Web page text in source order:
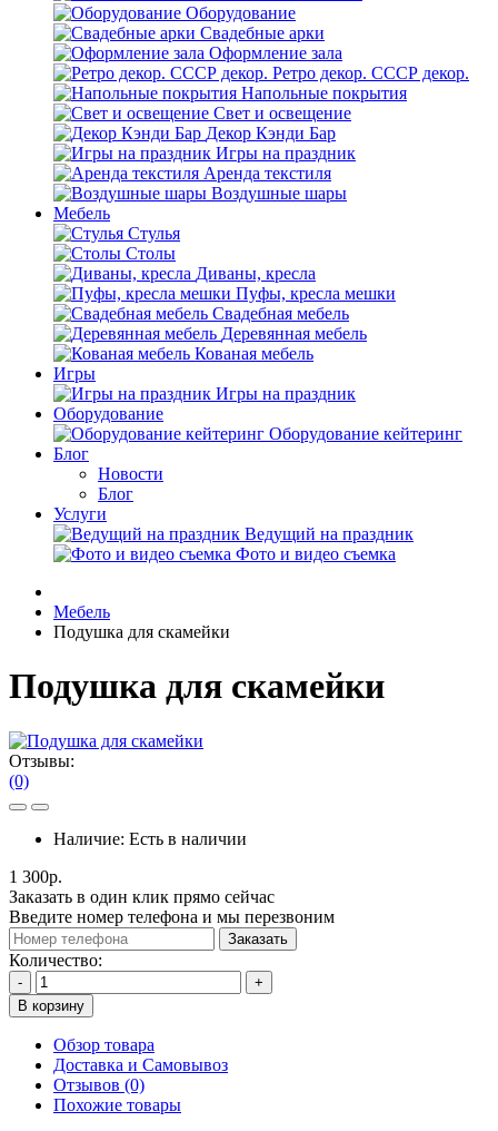
Оборудование
Свадебные арки
Оформление зала
Ретро декор. СССР декор.
Напольные покрытия
Свет и освещение
Декор Кэнди Бар
Игры на праздник
Аренда текстиля
Воздушные шары
Мебель
Стулья
Столы
Диваны, кресла
Пуфы, кресла мешки
Свадебная мебель
Деревянная мебель
Кованая мебель
Игры
Игры на праздник
Оборудование
Оборудование кейтеринг
Блог
Новости
Блог
Услуги
Ведущий на праздник
Фото и видео съемка
Мебель
Подушка для скамейки
Подушка для скамейки
Отзывы:
(0)
Наличие: Есть в наличии
1 300р.
Заказать в один клик прямо сейчас
Введите номер телефона и мы перезвоним
Заказать
Количество:
-
+
В корзину
Обзор товара
Доставка и Самовывоз
Отзывов (0)
Похожие товары